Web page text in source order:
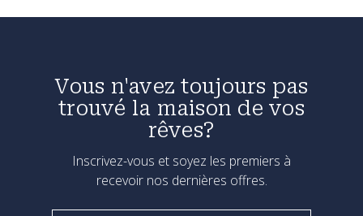
Vous n'avez toujours pas
trouvé la maison de vos
rêves?
Inscrivez-vous et soyez les premiers à
recevoir nos dernières offres.